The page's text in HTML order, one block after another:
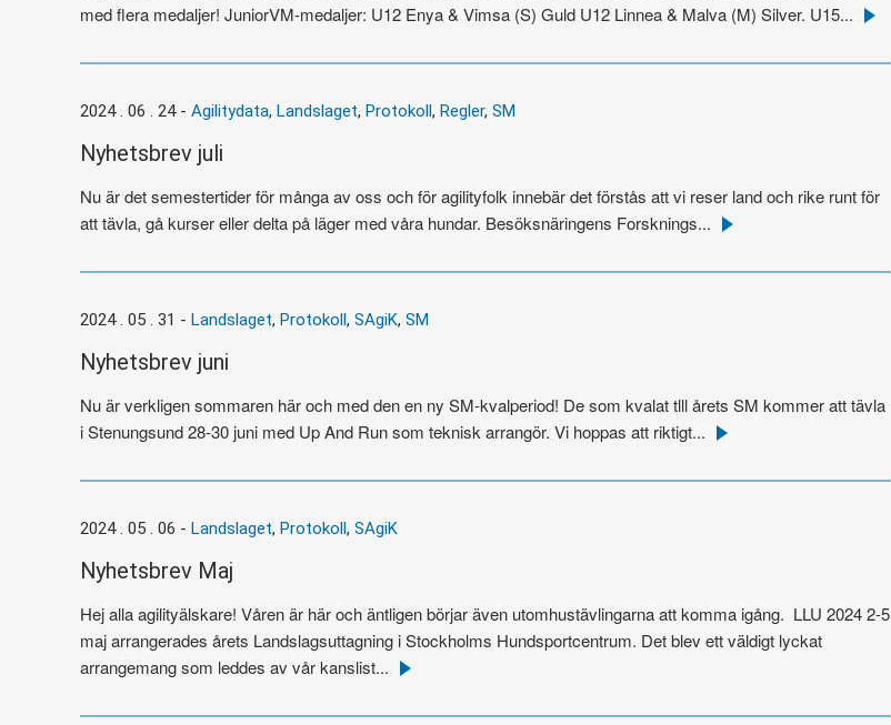
med flera medaljer! JuniorVM-medaljer: U12 Enya & Vimsa (S) Guld U12 Linnea & Malva (M) Silver. U15... Läs
2024 . 06 . 24 - Agilitydata, Landslaget, Protokoll, Regler, SM
Nyhetsbrev juli
Nu är det semestertider för många av oss och för agilityfolk innebär det förstås att vi reser land och rike runt för
att tävla, gå kurser eller delta på läger med våra hundar. Besöksnäringens Forsknings... Läs
2024 . 05 . 31 - Landslaget, Protokoll, SAgiK, SM
Nyhetsbrev juni
Nu är verkligen sommaren här och med den en ny SM-kvalperiod! De som kvalat tlll årets SM kommer att tävla
i Stenungsund 28-30 juni med Up And Run som teknisk arrangör. Vi hoppas att riktigt... Läs
2024 . 05 . 06 - Landslaget, Protokoll, SAgiK
Nyhetsbrev Maj
Hej alla agilityälskare! Våren är här och äntligen börjar även utomhustävlingarna att komma igång. LLU 2024 2-5
maj arrangerades årets Landslagsuttagning i Stockholms Hundsportcentrum. Det blev ett väldigt lyckat
arrangemang som leddes av vår kanslist... Läs